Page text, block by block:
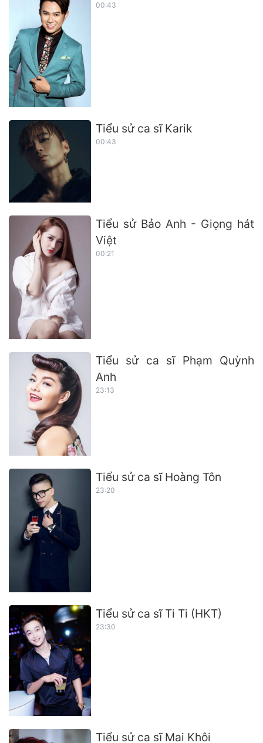
00:43
Tiểu sử ca sĩ Karik
00:43
Tiểu sử Bảo Anh - Giọng hát
Việt
00:21
Tiểu sử ca sĩ Phạm Quỳnh
Anh
23:13
Tiểu sử ca sĩ Hoàng Tôn
23:20
Tiểu sử ca sĩ Ti Ti (HKT)
23:30
Tiểu sử ca sĩ Mai Khôi